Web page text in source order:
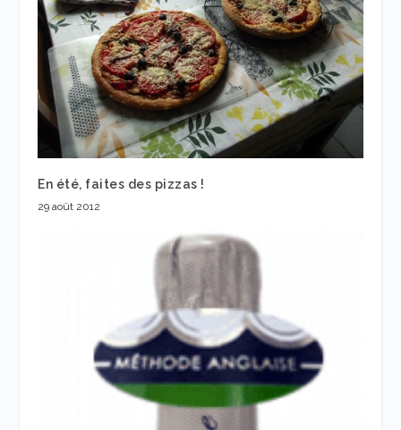
En été, faites des pizzas !
29 août 2012